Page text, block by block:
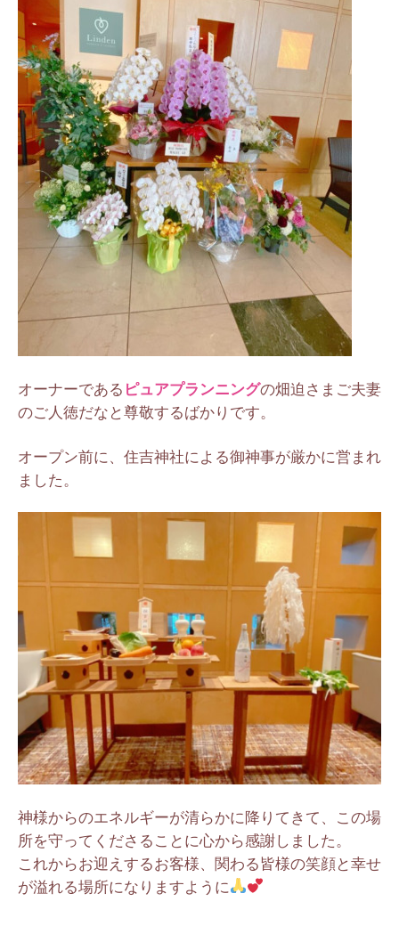
オーナーである ピュアプランニングの畑迫さまご夫妻
のご人徳だなと尊敬するばかりです。
オープン前に、住吉神社による御神事が厳かに営まれ
ました。
神様からのエネルギーが清らかに降りてきて、この場
所を守ってくださることに心から感謝しました。
これからお迎えするお客様、関わる皆様の笑顔と幸せ
が溢れる場所になりますように